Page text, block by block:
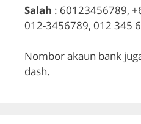
Salah : 60123456789,
012-3456789, 012 345
Nombor akaun bank
dash.